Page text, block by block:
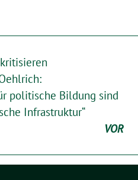
politische Bildung sind
Infrastruktur“
VOR